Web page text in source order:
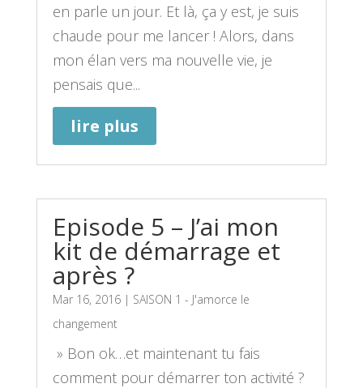
en parle un jour. Et là, ça y est, je suis
chaude pour me lancer ! Alors, dans
mon élan vers ma nouvelle vie, je
pensais que...
lire plus
Episode 5 – J’ai mon
kit de démarrage et
après ?
Mar 16, 2016| SAISON 1 - J'amorce le
changement
» Bon ok…et maintenant tu fais
comment pour démarrer ton activité ?